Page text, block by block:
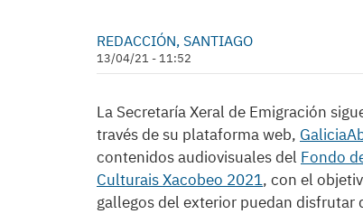
REDACCIÓN, SANTIAGO
13/04/21 - 11:52
La Secretaría Xeral de Emigración
través de su plataforma web,
contenidos audiovisuales del Fondo
Culturais Xacobeo 2021, con el
gallegos del exterior puedan disfrutar